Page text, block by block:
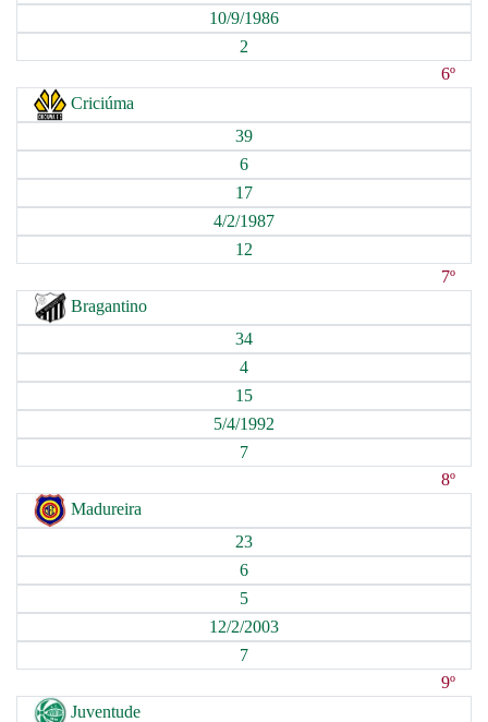
10/9/1986
2
6º
Criciúma
39
6
17
4/2/1987
12
7º
Bragantino
34
4
15
5/4/1992
7
8º
Madureira
23
6
5
12/2/2003
7
9º
Juventude